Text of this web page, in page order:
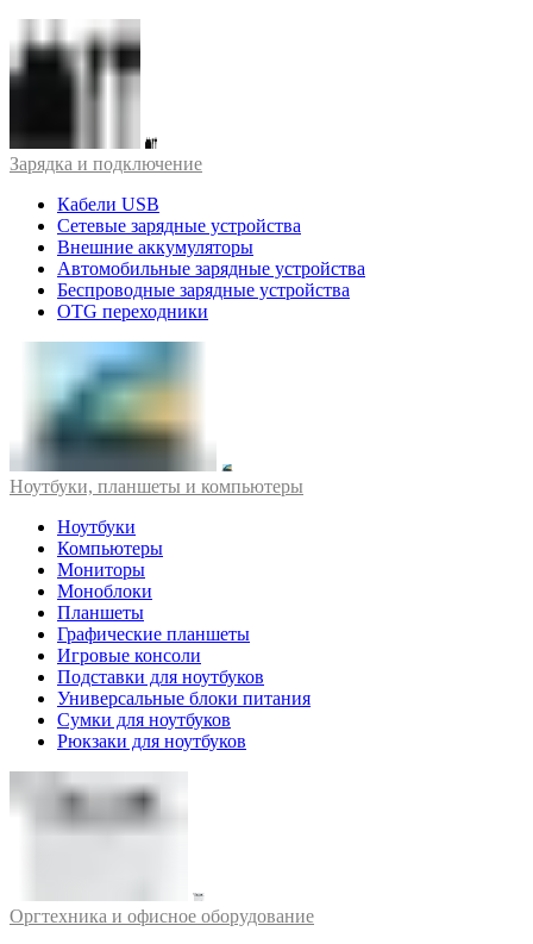
Зарядка и подключение
Кабели USB
Сетевые зарядные устройства
Внешние аккумуляторы
Автомобильные зарядные устройства
Беспроводные зарядные устройства
OTG переходники
Ноутбуки, планшеты и компьютеры
Ноутбуки
Компьютеры
Мониторы
Моноблоки
Планшеты
Графические планшеты
Игровые консоли
Подставки для ноутбуков
Универсальные блоки питания
Сумки для ноутбуков
Рюкзаки для ноутбуков
Оргтехника и офисное оборудование